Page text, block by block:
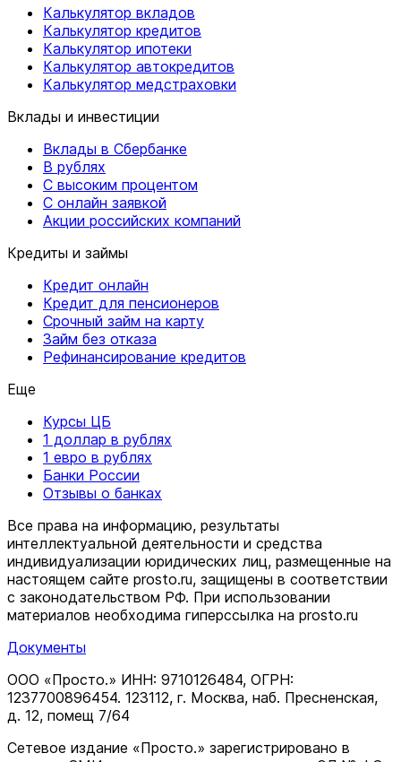
Калькулятор вкладов
Калькулятор кредитов
Калькулятор ипотеки
Калькулятор автокредитов
Калькулятор медстраховки
Вклады и инвестиции
Вклады в Сбербанке
В рублях
С высоким процентом
С онлайн заявкой
Акции российских компаний
Кредиты и займы
Кредит онлайн
Кредит для пенсионеров
Срочный займ на карту
Займ без отказа
Рефинансирование кредитов
Еще
Курсы ЦБ
1 доллар в рублях
1 евро в рублях
Банки России
Отзывы о банках
Все права на информацию, результаты
интеллектуальной деятельности и средства
индивидуализации юридических лиц, размещенные на
настоящем сайте prosto.ru, защищены в соответствии
c законодательством РФ. При использовании
материалов необходима гиперссылка на prosto.ru
Документы
ООО «Просто.» ИНН: 9710126484, ОГРН:
1237700896454. 123112, г. Москва, наб. Пресненская,
д. 12, помещ 7/64
Сетевое издание «Просто.» зарегистрировано в